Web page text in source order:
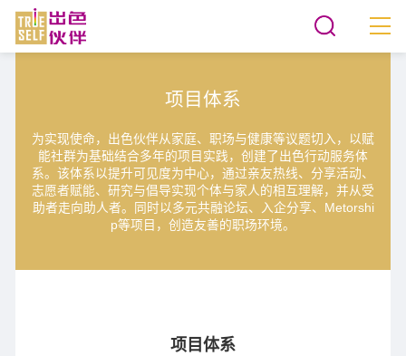
项目体系
为实现使命，出色伙伴从家庭、职场与健康等议题切入，以赋
能社群为基础结合多年的项目实践，创建了出色行动服务体
系。该体系以提升可见度为中心，通过亲友热线、分享活动、
志愿者赋能、研究与倡导实现个体与家人的相互理解，并从受
助者走向助人者。同时以多元共融论坛、入企分享、Metorshi
p等项目，创造友善的职场环境。
项目体系